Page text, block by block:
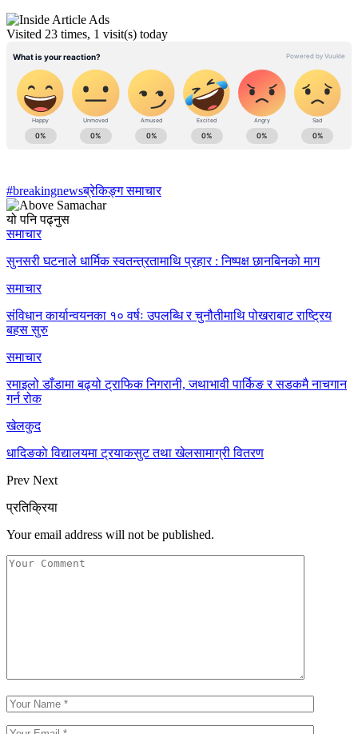
Visited 23 times, 1 visit(s) today
#breakingnewsब्रेकिङ्ग समाचार
यो पनि पढ्नुस
समाचार
सुनसरी घटनाले धार्मिक स्वतन्त्रतामाथि प्रहार : निष्पक्ष छानबिनको माग
समाचार
संविधान कार्यान्वयनका १० वर्षः उपलब्धि र चुनौतीमाथि पोखराबाट राष्ट्रिय
बहस सुरु
समाचार
रमाइलो डाँडामा बढ्यो ट्राफिक निगरानी, जथाभावी पार्किङ र सडकमै नाचगान
गर्न रोक
खेलकुद
धादिङकाे विद्यालयमा ट्रयाकसुट तथा खेलसामाग्री वितरण
Prev Next
प्रतिक्रिया
Your email address will not be published.